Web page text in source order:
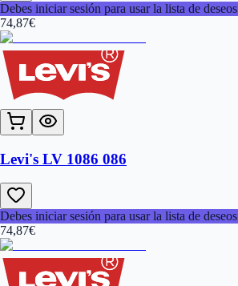
Debes iniciar sesión para usar la lista de deseos
74,87€
Levi's LV 1086 086
Debes iniciar sesión para usar la lista de deseos
74,87€